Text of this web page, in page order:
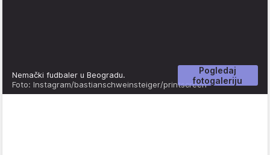
Pogledaj
fotogaleriju
Nemački fudbaler u Beogradu.
Foto: Instagram/bastianschweinsteiger/printscreen